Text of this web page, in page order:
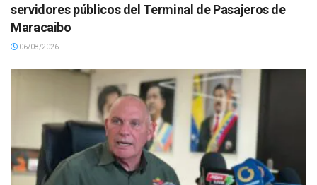
servidores públicos del Terminal de Pasajeros de
Maracaibo
06/08/2026